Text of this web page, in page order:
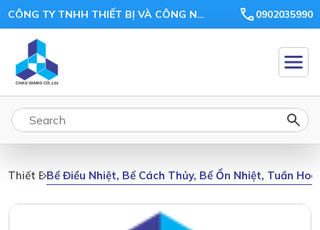
CÔNG TY TNHH THIẾT BỊ VÀ CÔNG NGHỆ CHÂU GIANG 0902035990
Thiết BịBể Điều Nhiệt, Bể Cách Thủy, Bể Ổn Nhiệt, Tuần